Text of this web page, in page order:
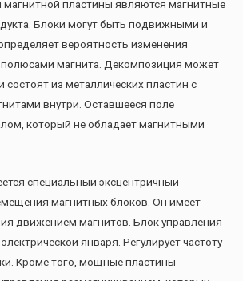
магнитной пластины являются магнитные
Блоки могут быть подвижными и
вероятность изменения
магнита. Декомпозиция может
из металлических пластин с
внутри. Оставшееся поле
который не обладает магнитными
специальный эксцентричный
магнитных блоков. Он имеет
движением магнитов. Блок управления
января. Регулирует частоту
Кроме того, мощные пластины